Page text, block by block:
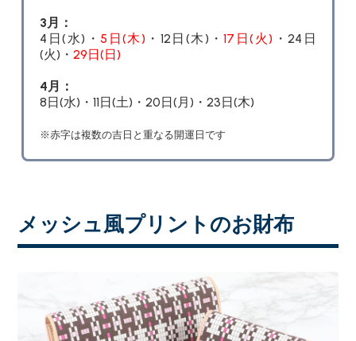
3月：
4日(水)・5日(木) ・12日(木)・17日(火) ・24日
(火)・29日(日)
4月：
8日(水)・11日(土)・20日(月)・23日(木)
※赤字は複数の吉日と重なる開運日です
メッシュ風プリントのお財布